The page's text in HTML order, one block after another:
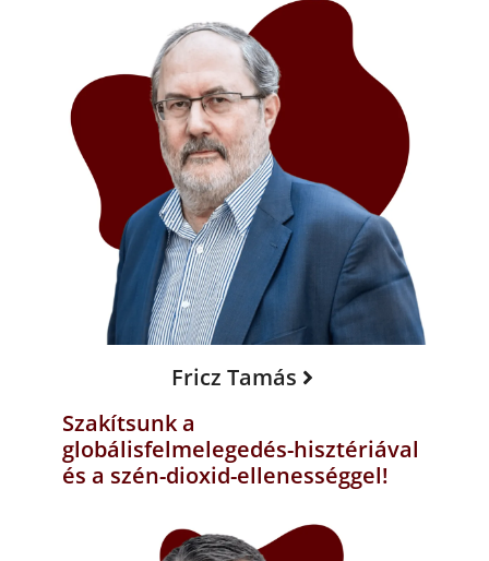
Fricz Tamás
Szakítsunk a
globálisfelmelegedés-hisztériával
és a szén-dioxid-ellenességgel!